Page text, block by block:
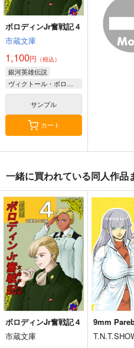
ボロディンJr奮戦記４
市蔵文庫
1,100円 （税込）
銀河英雄伝説
ヴィクトール・ボロディン
サンプル
カート
一緒に買われている同人作品
ボロディンJr奮戦記４
市蔵文庫
9mm